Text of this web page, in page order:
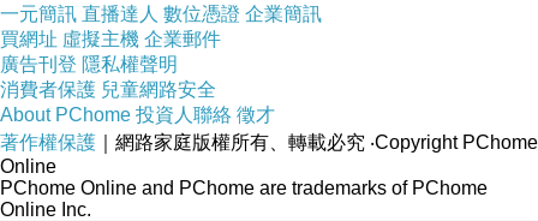
一元簡訊 直播達人 數位憑證 企業簡訊
買網址 虛擬主機 企業郵件
廣告刊登 隱私權聲明
消費者保護 兒童網路安全
About PChome 投資人聯絡 徵才
著作權保護 ｜網路家庭版權所有、轉載必究 ‧Copyright PChome
Online
PChome Online and PChome are trademarks of PChome
Online Inc.